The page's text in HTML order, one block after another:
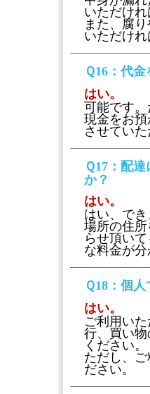
いただけれ
また、腐
いただけれ
Ｑ16 ：代
はい。
可能です
現金をお
させていた
Ｑ17 ：配
か？
はい。
はい、で
場所の住
らせ頂い
な料金が分
Ｑ18 ：個
はい。
ご利用い
行、買い
ください。
ただし、
ださい。